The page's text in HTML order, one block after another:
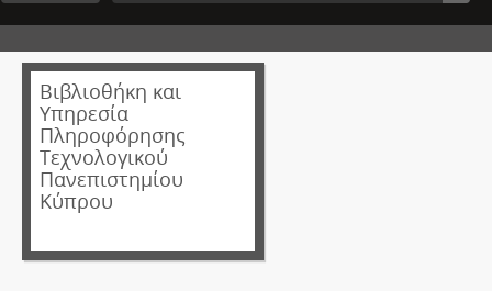
Βιβλιοθήκη και
Υπηρεσία
Πληροφόρησης
Τεχνολογικού
Πανεπιστημίου
Κύπρου